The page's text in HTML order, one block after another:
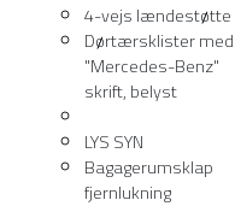
4-vejs lændestøtte
Dørtærsklister med
"Mercedes-Benz"
skrift, belyst
LYS SYN
Bagagerumsklap
fjernlukning